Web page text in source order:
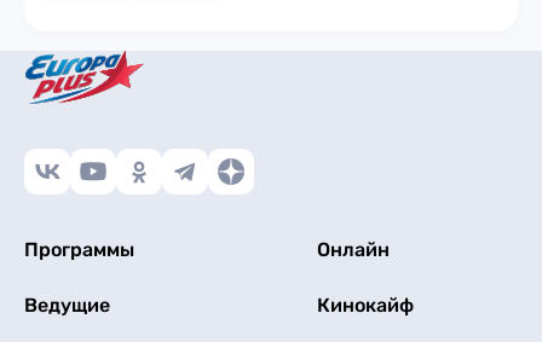
Программы Онлайн
Ведущие Кинокайф